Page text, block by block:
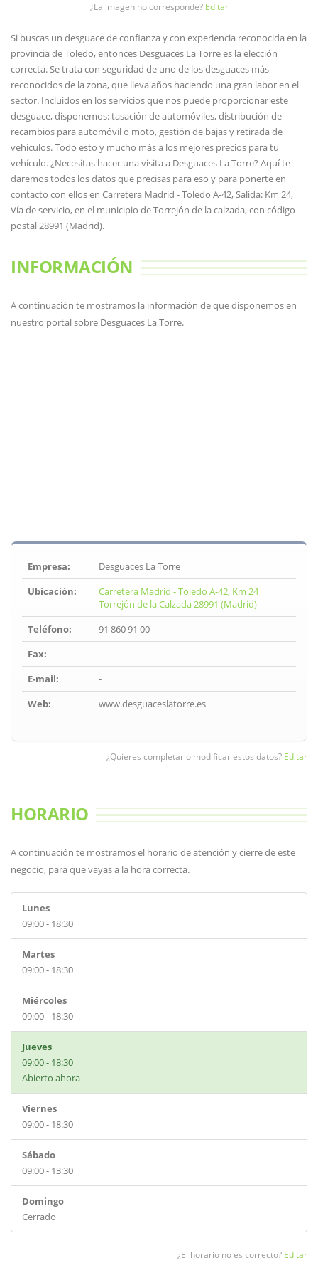
¿La imagen no corresponde? Editar
Si buscas un desguace de confianza y con experiencia reconocida en la
provincia de Toledo, entonces Desguaces La Torre es la elección
correcta. Se trata con seguridad de uno de los desguaces más
reconocidos de la zona, que lleva años haciendo una gran labor en el
sector. Incluidos en los servicios que nos puede proporcionar este
desguace, disponemos: tasación de automóviles, distribución de
recambios para automóvil o moto, gestión de bajas y retirada de
vehículos. Todo esto y mucho más a los mejores precios para tu
vehículo. ¿Necesitas hacer una visita a Desguaces La Torre? Aquí te
daremos todos los datos que precisas para eso y para ponerte en
contacto con ellos en Carretera Madrid - Toledo A-42, Salida: Km 24,
Vía de servicio, en el municipio de Torrejón de la calzada, con código
postal 28991 (Madrid).
INFORMACIÓN
A continuación te mostramos la información de que disponemos en
nuestro portal sobre Desguaces La Torre.
Empresa:
Desguaces La Torre
Ubicación:
Carretera Madrid - Toledo A-42, Km 24
Torrejón de la Calzada 28991 (Madrid)
Teléfono:
91 860 91 00
Fax:
-
E-mail:
-
Web:
www.desguaceslatorre.es
¿Quieres completar o modificar estos datos? Editar
HORARIO
A continuación te mostramos el horario de atención y cierre de este
negocio, para que vayas a la hora correcta.
Lunes
09:00 - 18:30
Martes
09:00 - 18:30
Miércoles
09:00 - 18:30
Jueves
09:00 - 18:30
Abierto ahora
Viernes
09:00 - 18:30
Sábado
09:00 - 13:30
Domingo
Cerrado
¿El horario no es correcto? Editar